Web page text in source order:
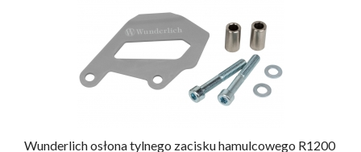
Wunderlich osłona tylnego zacisku hamulcowego R1200